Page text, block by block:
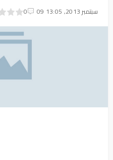
09 سبتمبر 2013, 13:05 0 0
1
2
3
4
5